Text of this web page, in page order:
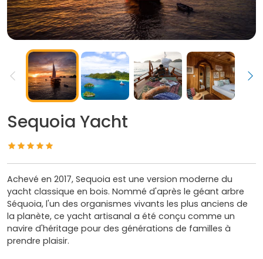
Sequoia Yacht
Achevé en 2017, Sequoia est une version moderne du
yacht classique en bois. Nommé d'après le géant arbre
Séquoia, l'un des organismes vivants les plus anciens de
la planète, ce yacht artisanal a été conçu comme un
navire d'héritage pour des générations de familles à
prendre plaisir.